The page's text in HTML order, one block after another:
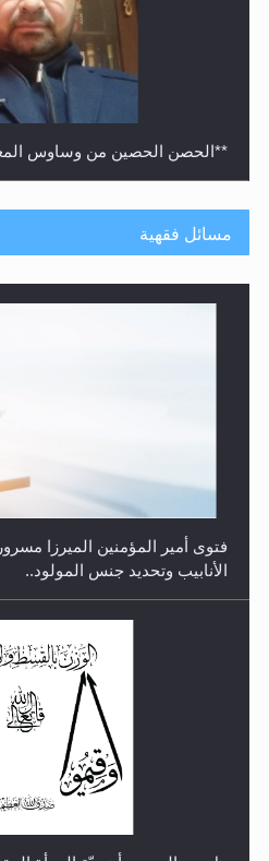
متطلَّبات التّحريك الجديد...
رأيٌ في لغة المسيح الموعود عليه
الهجرة: بحث عن الأمن والسلام
مسائل فقهية
هل من الصحيح أن ديّة المرأة
الرجل المقتول؟
هل تعتبر الأشفار الاصطناعية